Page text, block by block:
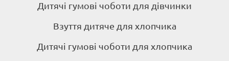
Дитячі гумові чоботи для дівчинки
Взуття дитяче для хлопчика
Дитячі гумові чоботи для хлопчика